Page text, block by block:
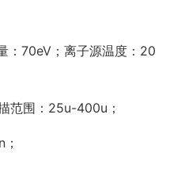
70eV；离子源温度：20
围：25u-400u；